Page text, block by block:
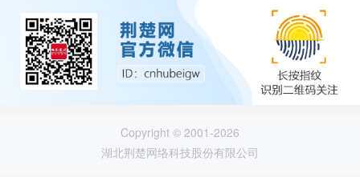
Copyright © 2001-2026
湖北荆楚网络科技股份有限公司